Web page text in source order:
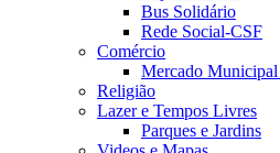
Bus Solidário
Rede Social-CSF
Comércio
Mercado Municipal
Religião
Lazer e Tempos Livres
Parques e Jardins